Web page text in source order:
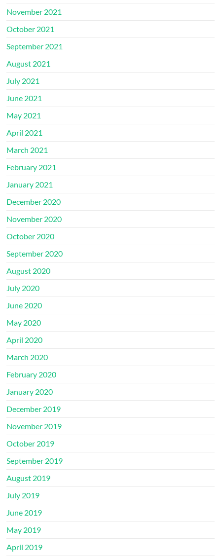
November 2021
October 2021
September 2021
August 2021
July 2021
June 2021
May 2021
April 2021
March 2021
February 2021
January 2021
December 2020
November 2020
October 2020
September 2020
August 2020
July 2020
June 2020
May 2020
April 2020
March 2020
February 2020
January 2020
December 2019
November 2019
October 2019
September 2019
August 2019
July 2019
June 2019
May 2019
April 2019